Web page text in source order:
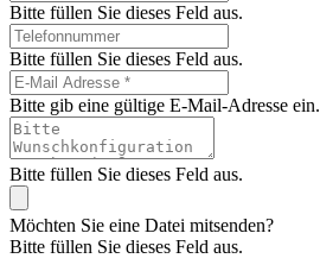
Bitte füllen Sie dieses Feld aus.
Bitte füllen Sie dieses Feld aus.
Bitte gib eine gültige E-Mail-Adresse ein.
Bitte füllen Sie dieses Feld aus.
Möchten Sie eine Datei mitsenden?
Bitte füllen Sie dieses Feld aus.